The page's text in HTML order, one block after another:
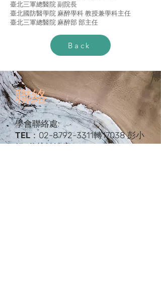
臺北三軍總醫院 副院長
臺北國防醫學院 麻醉學科 教授兼學科主任
臺北三軍總醫院 麻醉部 部主任
Back
​聯絡
學會聯絡處:
TEL： 02-8792-3311轉17038彭小
姐 (代接轉達窗口)